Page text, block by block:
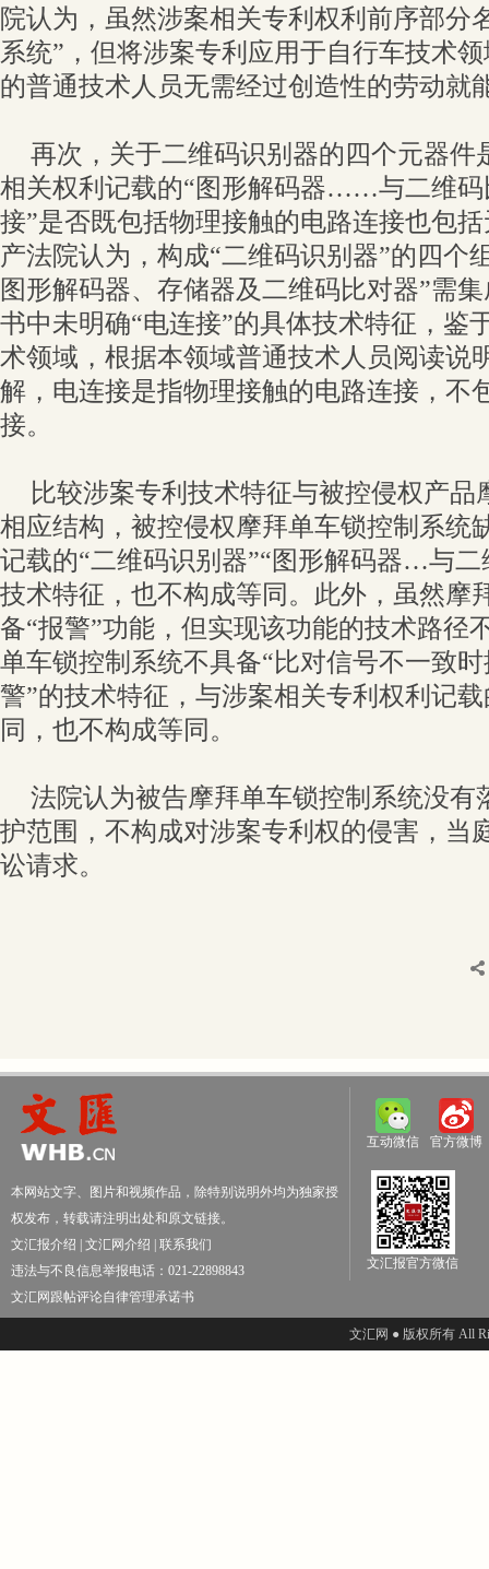
院认为，虽然涉案相关专利权利前序部分
系统”，但将涉案专利应用于自行车技术
的普通技术人员无需经过创造性的劳动就
再次，关于二维码识别器的四个元器件
相关权利记载的“图形解码器……与二维码
接”是否既包括物理接触的电路连接也包
产法院认为，构成“二维码识别器”的四个
图形解码器、存储器及二维码比对器”需
书中未明确“电连接”的具体技术特征，鉴
术领域，根据本领域普通技术人员阅读说
解，电连接是指物理接触的电路连接，不
接。
比较涉案专利技术特征与被控侵权产品
相应结构，被控侵权摩拜单车锁控制系统
记载的“二维码识别器”“图形解码器…与
技术特征，也不构成等同。此外，虽然摩
备“报警”功能，但实现该功能的技术路径
单车锁控制系统不具备“比对信号不一致
警”的技术特征，与涉案相关专利权利记
同，也不构成等同。
法院认为被告摩拜单车锁控制系统没有
护范围，不构成对涉案专利权的侵害，当
讼请求。
本网站文字、图片和视频作品，除特别说明外均为独家授
权发布，转载请注明出处和原文链接。
文汇报介绍
文汇网介绍
联系我们
违法与不良信息举报电话：021-22898843
文汇网跟帖评论自律管理承诺书
互动微信 官方微博
文汇报官方微信
文汇网 ● 版权所有 All